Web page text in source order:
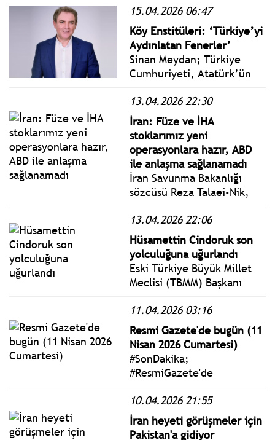
Cumartesi yönetmelik,
genelge ve tebliğler
takip edebilirsiniz.
15.04.2026 06:47
Köy Enstitüleri: ‘Türkiye’yi
Aydınlatan Fenerler’
Sinan Meydan; Türkiye
Cumhuriyeti, Atatürk’ün
savaşa” şimdi yeni bir
projeyle devam edecekti.
On binlerce donanımlı köy
öğretmeni yetiştirmeyi
amaçlayan bu projenin adı
Köy Enstitüleri’ydi.
13.04.2026 22:30
İran: Füze ve İHA
stoklarımız yeni
operasyonlara hazır, ABD
ile anlaşma sağlanamadı
İran Savunma Bakanlığı
sözcüsü Reza Talaei-Nik,
yokluğunda İran'ın daha
fazla muharebe
operasyonu için yeterli
sayıda füze ve insansız
hava aracı hazırladığını
söyledi.
13.04.2026 22:06
Hüsamettin Cindoruk son
yolculuğuna uğurlandı
Eski Türkiye Büyük Millet
Meclisi (TBMM) Başkanı
İstanbul'da son yolculuğuna
uğurlandı.
11.04.2026 03:16
Resmi Gazete'de bugün (11
Nisan 2026 Cumartesi)
#SonDakika;
#ResmiGazete'de
Cumartesi yönetmelik,
genelge ve tebliğler
10.04.2026 21:55
İran heyeti görüşmeler için
Pakistan'a gidiyor